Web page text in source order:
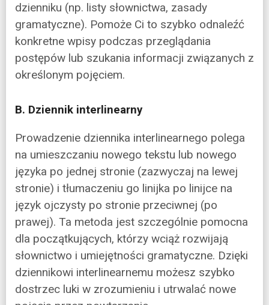
dzienniku (np. listy słownictwa, zasady
gramatyczne). Pomoże Ci to szybko odnaleźć
konkretne wpisy podczas przeglądania
postępów lub szukania informacji związanych z
określonym pojęciem.
B. Dziennik interlinearny
Prowadzenie dziennika interlinearnego polega
na umieszczaniu nowego tekstu lub nowego
języka po jednej stronie (zazwyczaj na lewej
stronie) i tłumaczeniu go linijka po linijce na
język ojczysty po stronie przeciwnej (po
prawej). Ta metoda jest szczególnie pomocna
dla początkujących, którzy wciąż rozwijają
słownictwo i umiejętności gramatyczne. Dzięki
dziennikowi interlinearnemu możesz szybko
dostrzec luki w zrozumieniu i utrwalać nowe